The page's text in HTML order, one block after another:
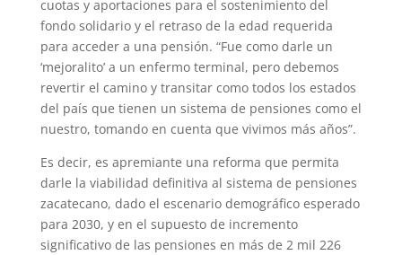
cuotas y aportaciones para el sostenimiento del
fondo solidario y el retraso de la edad requerida
para acceder a una pensión. “Fue como darle un
‘mejoralito’ a un enfermo terminal, pero debemos
revertir el camino y transitar como todos los estados
del país que tienen un sistema de pensiones como el
nuestro, tomando en cuenta que vivimos más años”.
Es decir, es apremiante una reforma que permita
darle la viabilidad definitiva al sistema de pensiones
zacatecano, dado el escenario demográfico esperado
para 2030, y en el supuesto de incremento
significativo de las pensiones en más de 2 mil 226